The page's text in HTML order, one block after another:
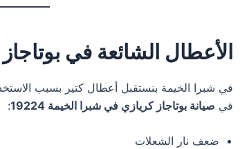
الأعطال الشائعة في
في شبرا الخيمة بنستقبل أعطال كتير بسبب
في صيانة بوتاجاز كريازي في شبرا الخيمة 19224 :
ضعف نار الشعلات